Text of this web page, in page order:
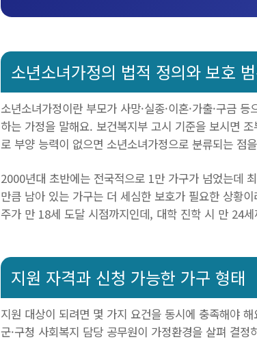
소년소녀가정의 법적 정의와 보호
소년소녀가정이란 부모가 사망·실종·이혼·가출·구금
하는 가정을 말해요. 보건복지부 고시 기준을 보시면
로 부양 능력이 없으면 소년소녀가정으로 분류되는 점
2000년대 초반에는 전국적으로 1만 가구가 넘었는데
만큼 남아 있는 가구는 더 세심한 보호가 필요한 상황
주가 만 18세 도달 시점까지인데, 대학 진학 시 만 24
지원 자격과 신청 가능한 가구 형태
지원 대상이 되려면 몇 가지 요건을 동시에 충족해야
군·구청 사회복지 담당 공무원이 가정환경을 살펴 결정